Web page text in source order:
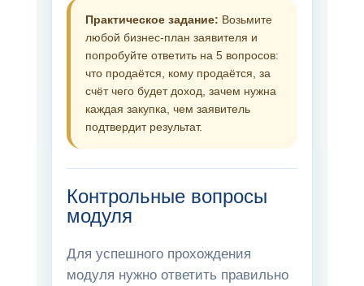
Практическое задание: Возьмите
любой бизнес-план заявителя и
попробуйте ответить на 5 вопросов:
что продаётся, кому продаётся, за
счёт чего будет доход, зачем нужна
каждая закупка, чем заявитель
подтвердит результат.
Контрольные вопросы
модуля
Для успешного прохождения
модуля нужно ответить правильно